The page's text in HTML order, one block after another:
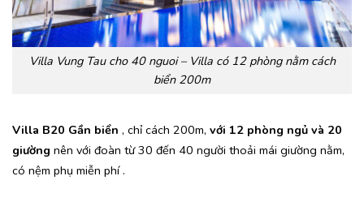
Villa Vung Tau cho 40 nguoi – Villa có 12 phòng nằm cách
biển 200m
Villa B20 Gần biển , chỉ cách 200m, với 12 phòng ngủ và 20
giường nên với đoàn từ 30 đến 40 người thoải mái giường nằm,
có nệm phụ miễn phí .